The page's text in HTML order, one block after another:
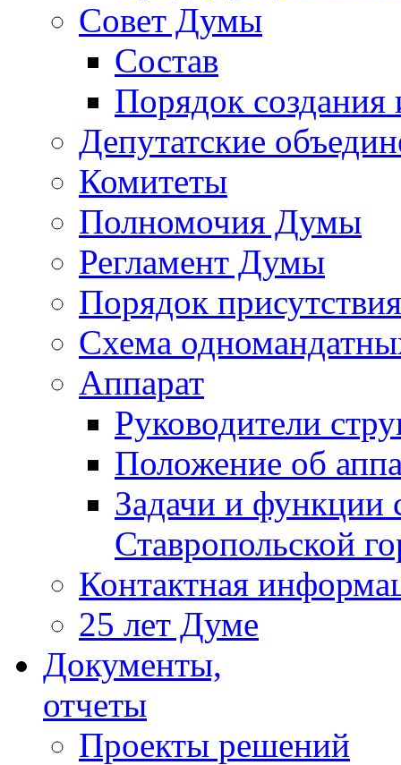
Совет Думы
Состав
Порядок создания
Депутатские
Комитеты
Полномочия Думы
Регламент Думы
Порядок
Схема
Аппарат
Руководители
Положение об
Задачи и функции
Ставропольской
Контактная
25 лет Думе
Документы,
отчеты
Проекты решений